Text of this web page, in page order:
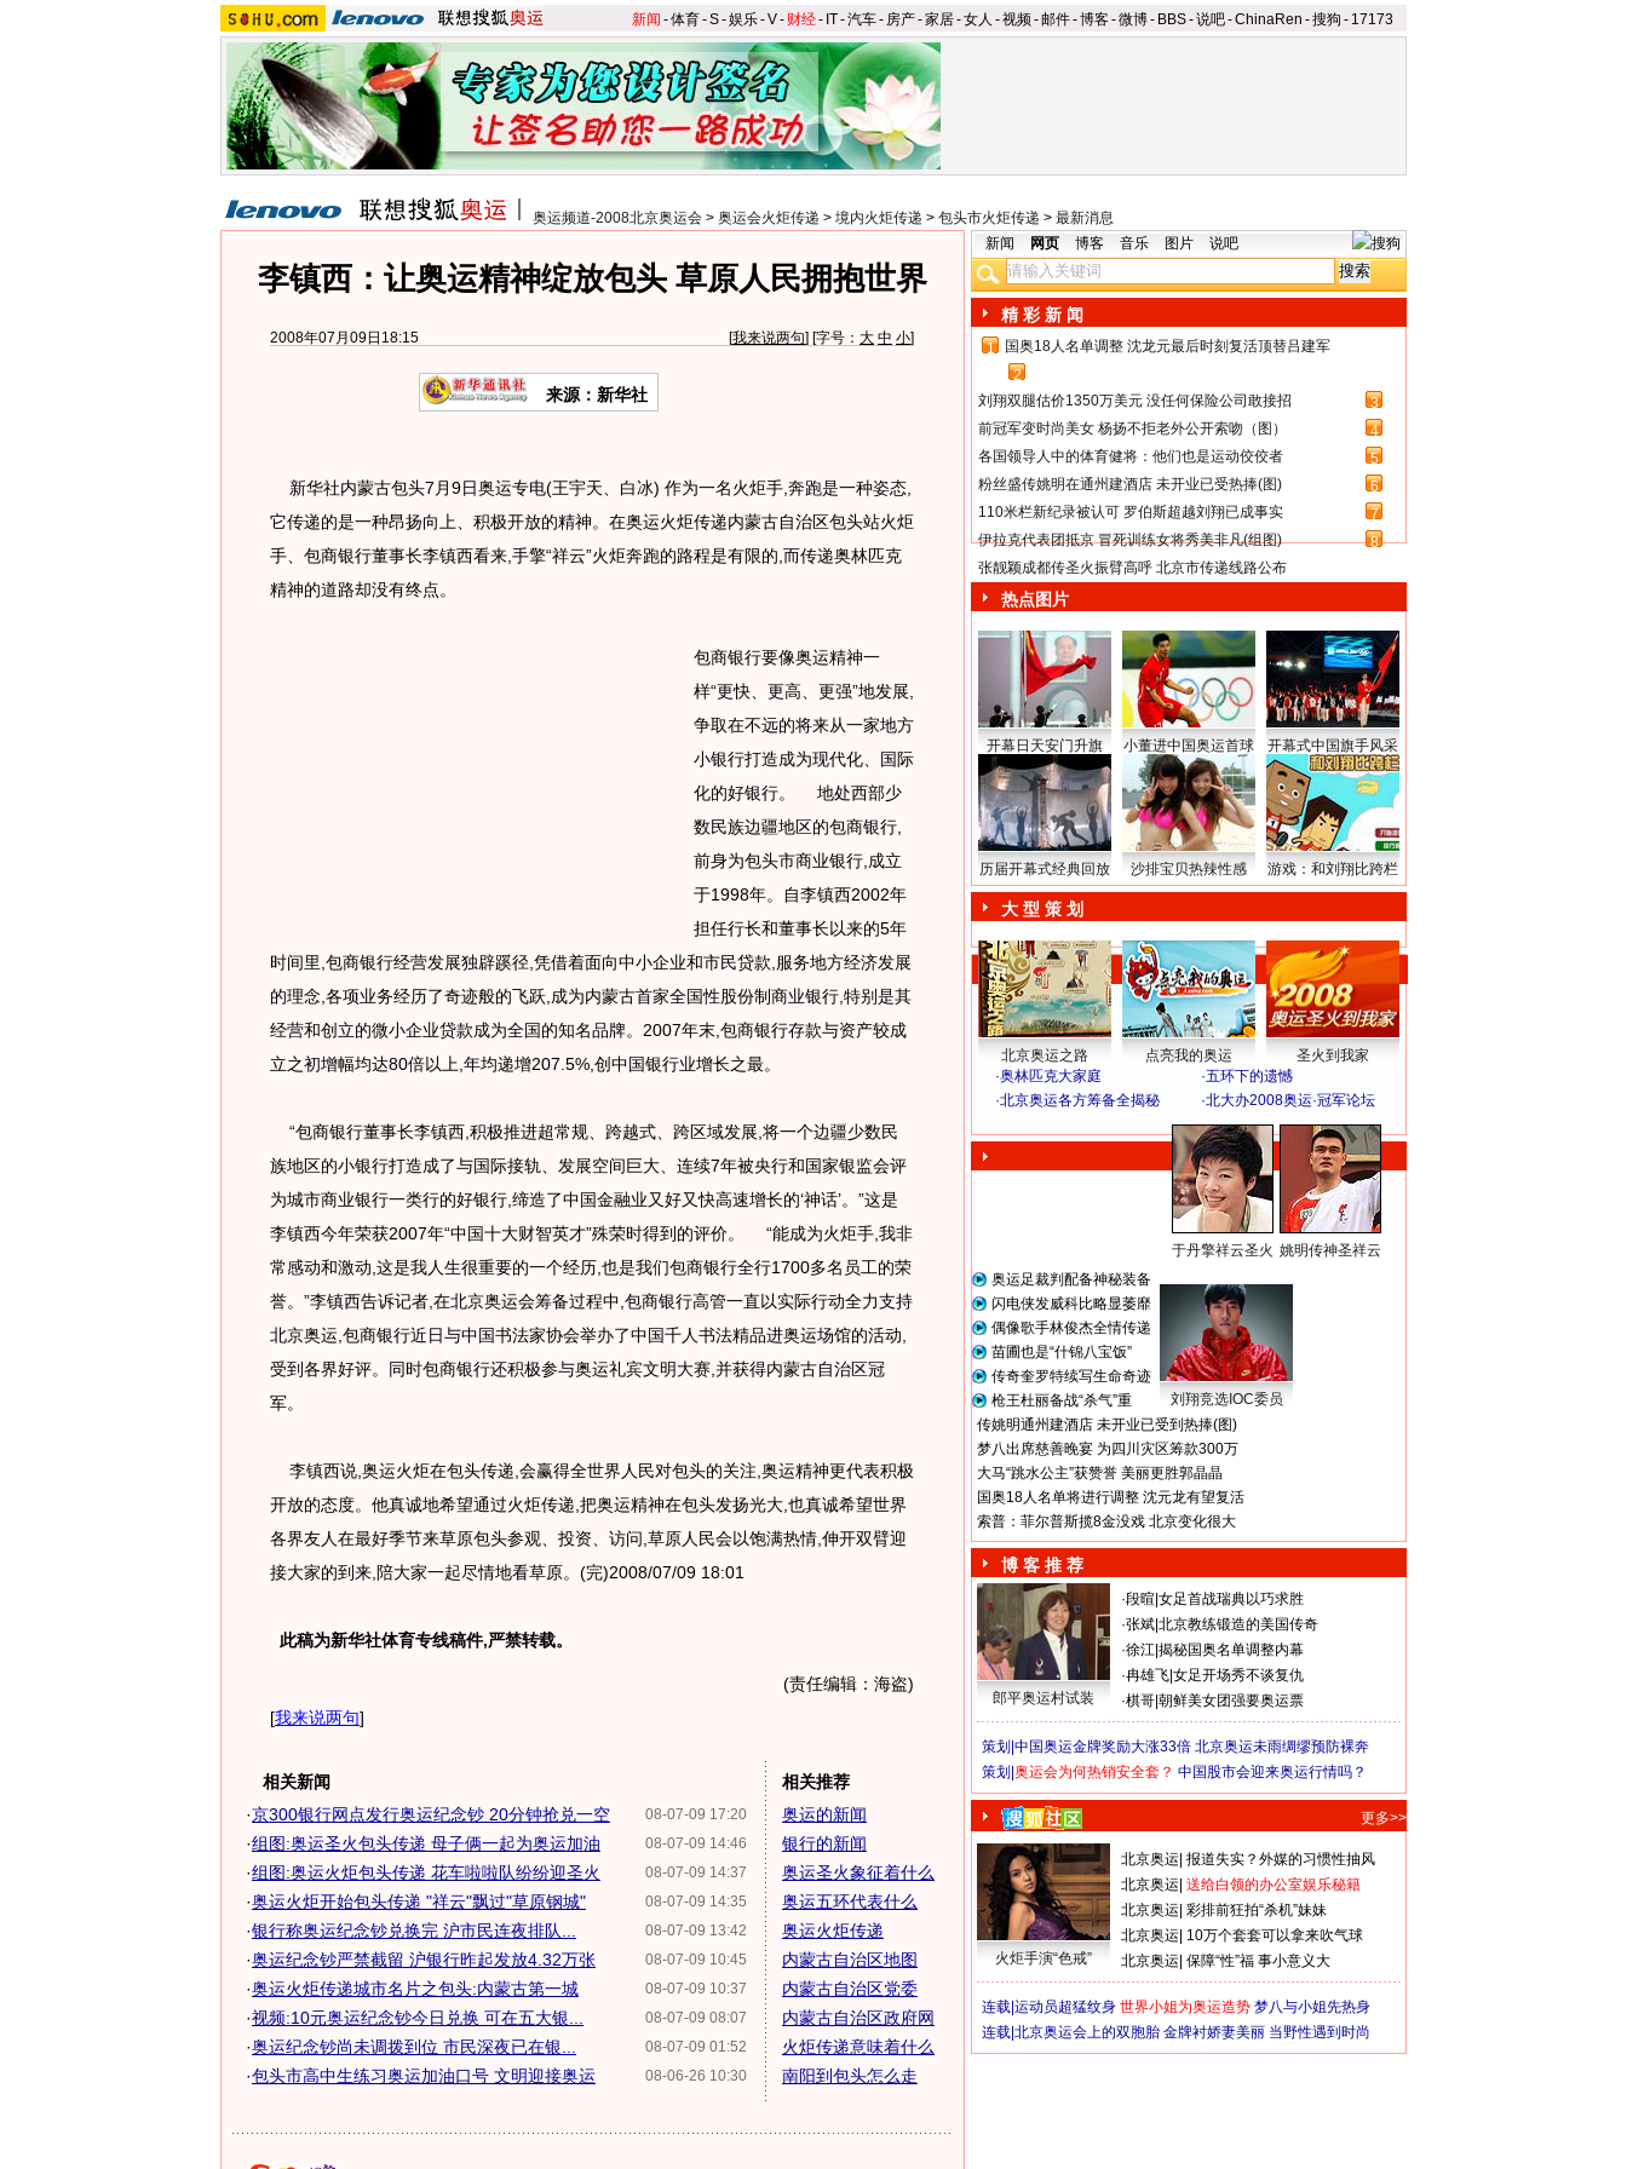
新闻 -体育-S-娱乐-V- 财经- IT-汽车- 房产-家居-女人 -视频-邮件-博客-微博- BBS-说吧-ChinaRen -搜狗 - 17173
奥运频道-2008北京奥运会 > 奥运会火炬传递 > 境内火炬传递 > 包头市火炬传递 > 最新消息
李镇西：让奥运精神绽放包头 草原人民拥抱世界
2008年07月09日18:15 [我来说两句] [字号： 大 中 小]
来源：新华社
新华社内蒙古包头7月9日奥运专电(王宇天、白冰) 作为一名火炬手,奔跑是一种姿态,
它传递的是一种昂扬向上、积极开放的精神。在奥运火炬传递内蒙古自治区包头站火炬
手、包商银行董事长李镇西看来,手擎“祥云”火炬奔跑的路程是有限的,而传递奥林匹克
精神的道路却没有终点。
包商银行要像奥运精神一
样“更快、更高、更强”地发展,
争取在不远的将来从一家地方
小银行打造成为现代化、国际
化的好银行。 地处西部少
数民族边疆地区的包商银行,
前身为包头市商业银行,成立
于1998年。自李镇西2002年
担任行长和董事长以来的5年
时间里,包商银行经营发展独辟蹊径,凭借着面向中小企业和市民贷款,服务地方经济发展
的理念,各项业务经历了奇迹般的飞跃,成为内蒙古首家全国性股份制商业银行,特别是其
经营和创立的微小企业贷款成为全国的知名品牌。2007年末,包商银行存款与资产较成
立之初增幅均达80倍以上,年均递增207.5%,创中国银行业增长之最。
“包商银行董事长李镇西,积极推进超常规、跨越式、跨区域发展,将一个边疆少数民
族地区的小银行打造成了与国际接轨、发展空间巨大、连续7年被央行和国家银监会评
为城市商业银行一类行的好银行,缔造了中国金融业又好又快高速增长的‘神话’。”这是
李镇西今年荣获2007年“中国十大财智英才”殊荣时得到的评价。 “能成为火炬手,我非
常感动和激动,这是我人生很重要的一个经历,也是我们包商银行全行1700多名员工的荣
誉。”李镇西告诉记者,在北京奥运会筹备过程中,包商银行高管一直以实际行动全力支持
北京奥运,包商银行近日与中国书法家协会举办了中国千人书法精品进奥运场馆的活动,
受到各界好评。同时包商银行还积极参与奥运礼宾文明大赛,并获得内蒙古自治区冠
军。
李镇西说,奥运火炬在包头传递,会赢得全世界人民对包头的关注,奥运精神更代表积极
开放的态度。他真诚地希望通过火炬传递,把奥运精神在包头发扬光大,也真诚希望世界
各界友人在最好季节来草原包头参观、投资、访问,草原人民会以饱满热情,伸开双臂迎
接大家的到来,陪大家一起尽情地看草原。(完)2008/07/09 18:01
此稿为新华社体育专线稿件,严禁转载。
(责任编辑：海盗)
[我来说两句]
相关新闻
08-07-09 17:20
·京300银行网点发行奥运纪念钞 20分钟抢兑一空
08-07-09 14:46
·组图:奥运圣火包头传递 母子俩一起为奥运加油
08-07-09 14:37
·组图:奥运火炬包头传递 花车啦啦队纷纷迎圣火
08-07-09 14:35
·奥运火炬开始包头传递 "祥云"飘过"草原钢城"
08-07-09 13:42
·银行称奥运纪念钞兑换完 沪市民连夜排队...
08-07-09 10:45
·奥运纪念钞严禁截留 沪银行昨起发放4.32万张
08-07-09 10:37
·奥运火炬传递城市名片之包头:内蒙古第一城
08-07-09 08:07
·视频:10元奥运纪念钞今日兑换 可在五大银...
08-07-09 01:52
·奥运纪念钞尚未调拨到位 市民深夜已在银...
08-06-26 10:30
·包头市高中生练习奥运加油口号 文明迎接奥运
相关推荐
奥运的新闻
银行的新闻
奥运圣火象征着什么
奥运五环代表什么
奥运火炬传递
内蒙古自治区地图
内蒙古自治区党委
内蒙古自治区政府网
火炬传递意味着什么
南阳到包头怎么走
新闻 网页 博客 音乐 图片 说吧
精 彩 新 闻
1
国奥18人名单调整 沈龙元最后时刻复活顶替吕建军
2
刘翔双腿估价1350万美元 没任何保险公司敢接招
3
前冠军变时尚美女 杨扬不拒老外公开索吻（图）
4
各国领导人中的体育健将：他们也是运动佼佼者
5
粉丝盛传姚明在通州建酒店 未开业已受热捧(图)
6
110米栏新纪录被认可 罗伯斯超越刘翔已成事实
7
伊拉克代表团抵京 冒死训练女将秀美非凡(组图)
8
张靓颖成都传圣火振臂高呼 北京市传递线路公布
热点图片
开幕日天安门升旗 小董进中国奥运首球 开幕式中国旗手风采
历届开幕式经典回放 沙排宝贝热辣性感 游戏：和刘翔比跨栏
大 型 策 划
北京奥运之路 点亮我的奥运
圣火到我家
·奥林匹克大家庭 ·五环下的遗憾
·北京奥运各方筹备全揭秘 ·北大办2008奥运·冠军论坛
于丹擎祥云圣火 姚明传神圣祥云
奥运足裁判配备神秘装备
闪电侠发威科比略显萎靡
偶像歌手林俊杰全情传递
苗圃也是“什锦八宝饭”
传奇奎罗特续写生命奇迹
枪王杜丽备战“杀气”重
刘翔竞选IOC委员
传姚明通州建酒店 未开业已受到热捧(图)
梦八出席慈善晚宴 为四川灾区筹款300万
大马“跳水公主”获赞誉 美丽更胜郭晶晶
国奥18人名单将进行调整 沈元龙有望复活
索普：菲尔普斯揽8金没戏 北京变化很大
博 客 推 荐
郎平奥运村试装
·段暄 女足首战瑞典以巧求胜
·张斌 北京教练锻造的美国传奇
·徐江 揭秘国奥名单调整内幕
·冉雄飞 女足开场秀不谈复仇
·棋哥 朝鲜美女团强要奥运票
策划| 中国奥运金牌奖励大涨33倍 北京奥运未雨绸缪预防裸奔
策划| 奥运会为何热销安全套？ 中国股市会迎来奥运行情吗？
更多>>
火炬手演“色戒”
北京奥运 报道失实？外媒的习惯性抽风
北京奥运 送给白领的办公室娱乐秘籍
北京奥运 彩排前狂拍“杀机”妹妹
北京奥运 10万个套套可以拿来吹气球
北京奥运 保障“性”福 事小意义大
连载| 运动员超猛纹身 世界小姐为奥运造势 梦八与小姐先热身
连载| 北京奥运会上的双胞胎 金牌衬娇妻美丽 当野性遇到时尚